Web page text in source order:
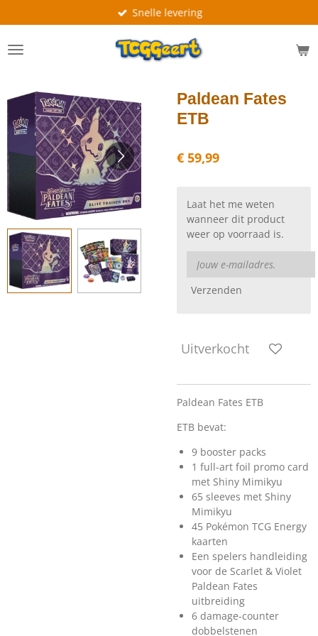
direct
naar
de
Snelle levering
Paldean Fates
ETB
€ 59,99
Laat het me weten
wanneer dit product
weer op voorraad is.
Verzenden
Uitverkocht
Paldean Fates ETB
ETB bevat:
9 booster packs
1 full-art foil promo card
met Shiny Mimikyu
65 sleeves met Shiny
Mimikyu
45 Pokémon TCG Energy
kaarten
Een spelers handleiding
voor de Scarlet & Violet
Paldean Fates
uitbreiding
6 damage-counter
dobbelstenen